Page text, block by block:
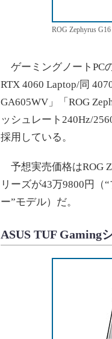
ROG Zephyrus G16
ゲーミングノートPC
RTX 4060 Laptop/同
GA605WV」「ROG
ッシュレート240Hz/
採用している。
予想実売価格はROG
リーズが43万9800円（
ー”モデル）だ。
ASUS TUF Gaming